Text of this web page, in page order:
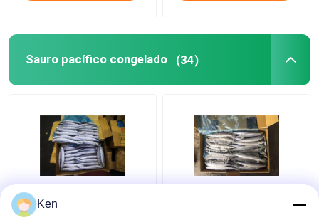
Sauro pacífico congelado (34)
Elevação - sauro
Ken